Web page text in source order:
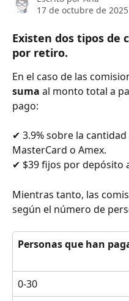
17 de octubre de 2025
Existen dos tipos de
por retiro.
En el caso de las
suma al monto total a
pago:
✔ 3.9% sobre la
MasterCard o Amex.
✔ $39 fijos por depósito
Mientras tanto, las
según el número de
Personas que han
0-30